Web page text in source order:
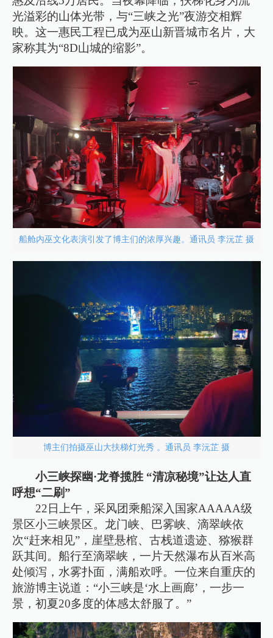
光溢彩的山体光带，与“三峡之光”夜游交相辉
映。这一惠民工程已成为巫山新晋城市名片，大
家称其为“8D山城的缩影”。
船舱内巫文化表演引发了博主们的浓厚兴趣。通讯员 李沅芷 摄
博主们拍摄巫山大扶梯灯光秀 。通讯员 李沅芷 摄
小三峡探幽·龙脊揽胜 “清凉秘境”让达人直
呼想“二刷”
22日上午，采风团乘船深入国家AAAAA级
景区小三峡景区。龙门峡、巴雾峡、滴翠峡依
次“赶来相见”，崖壁悬棺、古栈道遗迹、猕猴群
跃其间。船行至滴翠峡，一片天然瀑布从百米高
处倾泻，水雾扑面，满船欢呼。一位来自重庆的
旅游博主说道：“小三峡是‘水上画廊’，一步一
景，初夏20多度的体感太舒服了。”